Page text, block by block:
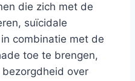
die zich met de
suïcidale
combinatie met de
toe te brengen,
over